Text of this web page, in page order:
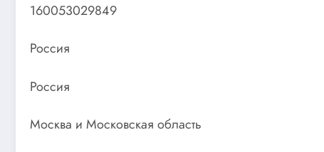
160053029849
Россия
Россия
Москва и Московская область